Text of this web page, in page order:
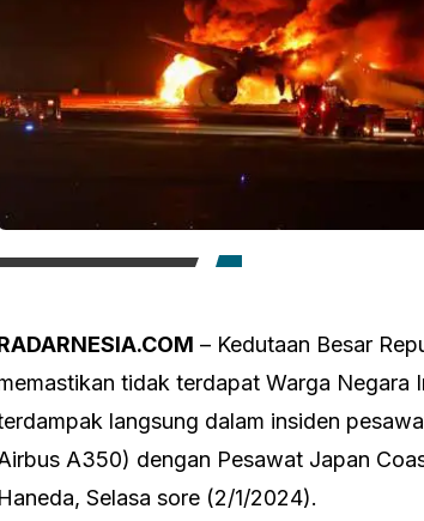
– Kedutaan Besar
tidak terdapat Warga Negara
langsung dalam insiden
A350) dengan Pesawat Japan
Haneda, Selasa sore (2/1/2024).